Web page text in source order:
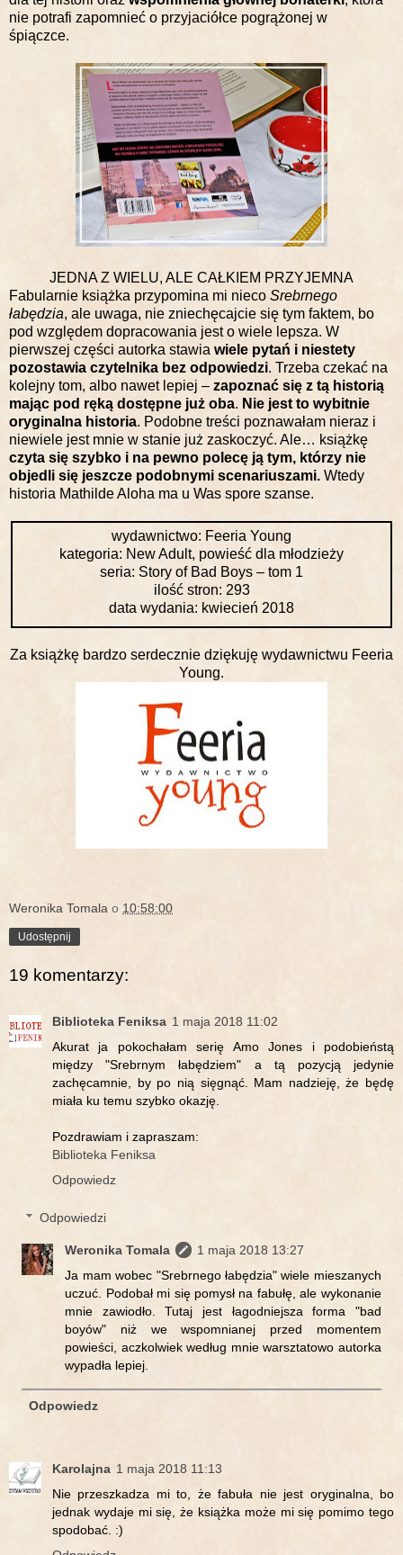
nie potrafi zapomnieć o przyjaciółce pogrążonej w
śpiączce.
JEDNA Z WIELU, ALE CAŁKIEM PRZYJEMNA
Fabularnie książka przypomina mi nieco Srebrnego
łabędzia, ale uwaga, nie zniechęcajcie się tym faktem, bo
pod względem dopracowania jest o wiele lepsza. W
pierwszej części autorka stawia wiele pytań i niestety
pozostawia czytelnika bez odpowiedzi. Trzeba czekać na
kolejny tom, albo nawet lepiej – zapoznać się z tą historią
mając pod ręką dostępne już oba. Nie jest to wybitnie
oryginalna historia. Podobne treści poznawałam nieraz i
niewiele jest mnie w stanie już zaskoczyć. Ale… książkę
czyta się szybko i na pewno polecę ją tym, którzy nie
objedli się jeszcze podobnymi scenariuszami. Wtedy
historia Mathilde Aloha ma u Was spore szanse.
wydawnictwo: Feeria Young
kategoria: New Adult, powieść dla młodzieży
seria: Story of Bad Boys – tom 1
ilość stron: 293
data wydania: kwiecień 2018
Za książkę bardzo serdecznie dziękuję wydawnictwu Feeria
Young.
Weronika Tomala o 10:58:00
Udostępnij
19 komentarzy:
Biblioteka Feniksa 1 maja 2018 11:02
Akurat ja pokochałam serię Amo Jones i podobieństą
między "Srebrnym łabędziem" a tą pozycją jedynie
zachęcamnie, by po nią sięgnąć. Mam nadzieję, że będę
miała ku temu szybko okazję.
Pozdrawiam i zapraszam:
Biblioteka Feniksa
Odpowiedz
Odpowiedzi
Weronika Tomala
1 maja 2018 13:27
Ja mam wobec "Srebrnego łabędzia" wiele mieszanych
uczuć. Podobał mi się pomysł na fabułę, ale wykonanie
mnie zawiodło. Tutaj jest łagodniejsza forma "bad
boyów" niż we wspomnianej przed momentem
powieści, aczkolwiek według mnie warsztatowo autorka
wypadła lepiej.
Odpowiedz
Karolajna 1 maja 2018 11:13
Nie przeszkadza mi to, że fabuła nie jest oryginalna, bo
jednak wydaje mi się, że książka może mi się pomimo tego
spodobać. :)